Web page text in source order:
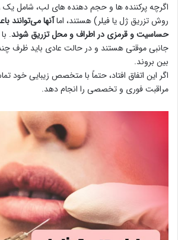
اگرچه پرکننده ها و حجم دهنده های لب، شامل
روش تزریق ژل یا فیلر) هستند، اماآنها می‌توانند
حساسیت و قرمزی در اطراف و محل تزریق شوند.
جانبی موقتی هستند و در حالت عادی باید ظرف
بین بروند.
اگر این اتفاق افتاد، حتماً با متخصص زیبایی خود
مراقبت فوری و تخصصی را انجام دهد.